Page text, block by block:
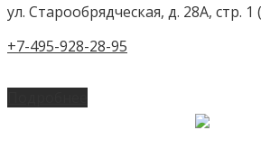
ул. Старообрядческая, д. 28А, стр.
+7-495-928-28-95